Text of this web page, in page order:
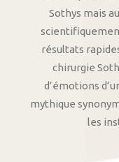
Sothys mais
résultats
chirurgie
d’émotions
mythique
les